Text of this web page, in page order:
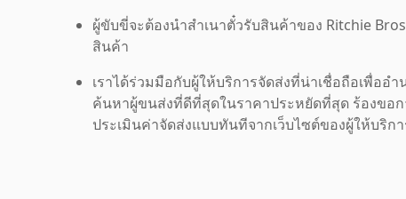
ผู้ขับขี่จะต้องนำสำเนาตั๋วรับสินค้าของ Ritchie
สินค้า
เราได้ร่วมมือกับผู้ให้บริการจัดส่งที่น่าเชื่อถือเพื่ออ
ค้นหาผู้ขนส่งที่ดีที่สุดในราคาประหยัดที่สุด ร้องขอ
ประเมินค่าจัดส่งแบบทันทีจากเว็บไซต์ของผู้ให้บริกา